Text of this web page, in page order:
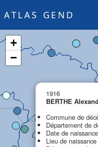
ATLAS GEND
1916
BERTHE
Commune de
Département de
Date de
Lieu de
+
−